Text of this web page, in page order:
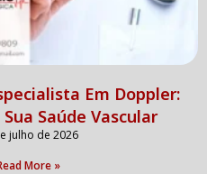
Em Doppler:
Saúde Vascular
julho de 2026
More »